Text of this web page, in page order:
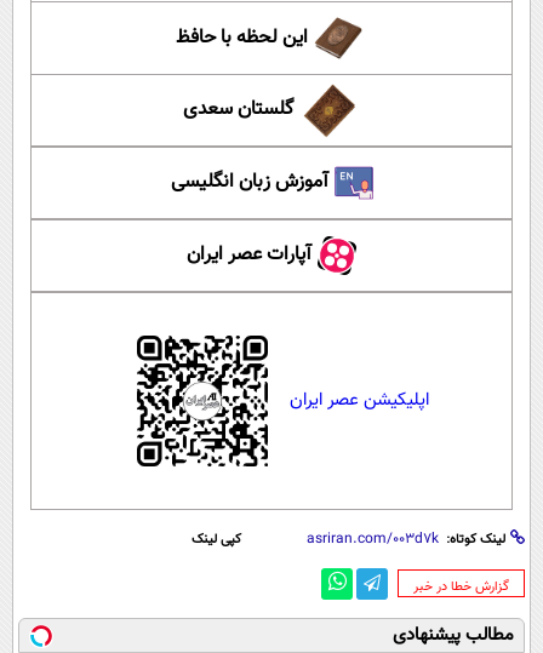
این لحظه با حافظ
گلستان سعدی
آموزش زبان انگلیسی
آپارات عصر ایران
اپلیکیشن عصر ایران
لینک کوتاه: کپی لینک
‌گزارش خطا در خبر
مطالب پیشنهادی